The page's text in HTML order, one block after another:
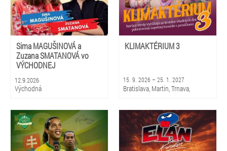
Sima MAGUŠINOVÁ a
Zuzana SMATANOVÁ vo
VÝCHODNEJ
12.9.2026
Východná
KLIMAKTÉRIUM 3
15. 9. 2026 – 25. 1. 2027
Bratislava, Martin, Trnava,
Mikuláš, Košice, Prešov, Banská
Bystrica, Žilina